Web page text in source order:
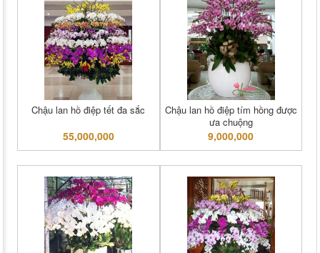
Chậu lan hồ điệp tết đa sắc
55,000,000
Chậu lan hồ điệp tím hồng được
ưa chuộng
9,000,000